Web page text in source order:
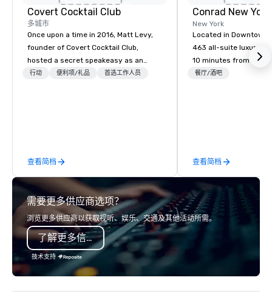
Covert Cocktail Club
多城市
Once upon a time in 2016, Matt Levy,
founder of Covert Cocktail Club,
hosted a secret speakeasy as an
intimate place for strangers to gather
before The New York Times wrote
about it. But that was all pre-
pandemic, and this is a new era.
Liberated from the confines of a
single location, Covert Cocktail Club
now brings the speakeasy right to
your door—be it at your home, office,
bar mitzvah, dinner party,
bachelor/ette party or anywhere you
choose!
行动 便利项/礼品 首选工作人员
查看简档
Conrad New
New York
Located in Downtown
463 all-suite luxury
10 minutes from the
attractions, including
meet in our 30,000
event space spanning
餐厅/酒吧
查看简档
需要更多供应商选项？
浏览更多供应商以获取视听、娱乐、交通及其他活动所需。
了解更多信息
技术支持